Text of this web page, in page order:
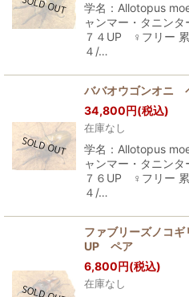
学名：Allotopus
ャンマー・タニン
７４UP ♀フリー
４/…
ババオウゴンオニ
34,800円(税込)
在庫なし
学名：Allotopus
ャンマー・タニン
７６UP ♀フリー
４/…
ファブリーズノコ
UP ペア
6,800円(税込)
在庫なし